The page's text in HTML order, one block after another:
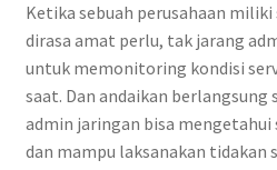
Ketika sebuah perusahaan miliki
dirasa amat perlu, tak jarang
untuk memonitoring kondisi
saat. Dan andaikan berlangsung
admin jaringan bisa
dan mampu laksanakan tidakan